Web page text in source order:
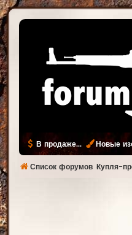
В продаже... Новые
Список форумов Купля-